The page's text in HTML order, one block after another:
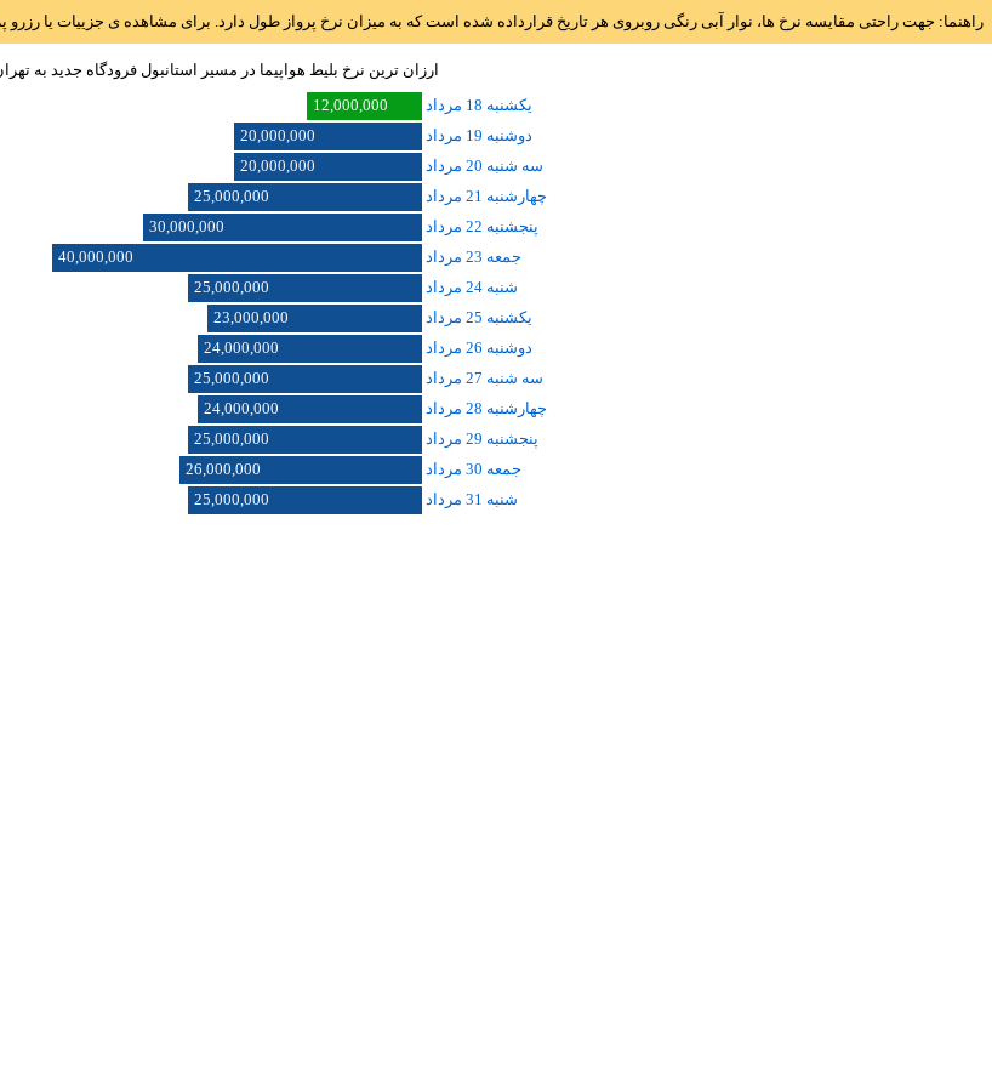
راهنما: جهت راحتی مقایسه نرخ ها، نوار آبی رنگی روبروی هر تاریخ قرارداده شده است که به میزان نرخ پرواز طول دارد. برای مشاهده ی جزییات یا
ارزان ترین نرخ بلیط هواپیما در مسیر استانبول فرودگاه جديد به
يکشنبه 18 مرداد
12,000,000
دوشنبه 19 مرداد
20,000,000
سه شنبه 20 مرداد
20,000,000
چهارشنبه 21 مرداد
25,000,000
پنجشنبه 22 مرداد
30,000,000
جمعه 23 مرداد
40,000,000
شنبه 24 مرداد
25,000,000
يکشنبه 25 مرداد
23,000,000
دوشنبه 26 مرداد
24,000,000
سه شنبه 27 مرداد
25,000,000
چهارشنبه 28 مرداد
24,000,000
پنجشنبه 29 مرداد
25,000,000
جمعه 30 مرداد
26,000,000
شنبه 31 مرداد
25,000,000